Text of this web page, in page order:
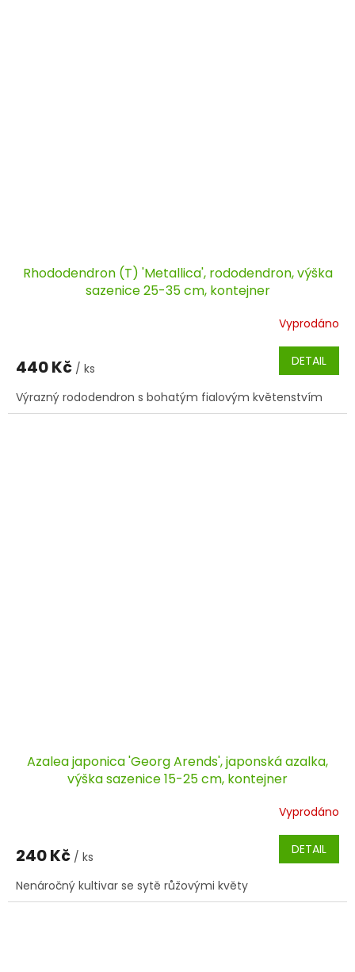
Rhododendron (T) 'Metallica', rododendron, výška
sazenice 25-35 cm, kontejner
Vyprodáno
440 Kč / ks DETAIL
Výrazný rododendron s bohatým fialovým květenstvím
Azalea japonica 'Georg Arends', japonská azalka,
výška sazenice 15-25 cm, kontejner
Vyprodáno
240 Kč / ks DETAIL
Nenáročný kultivar se sytě růžovými květy